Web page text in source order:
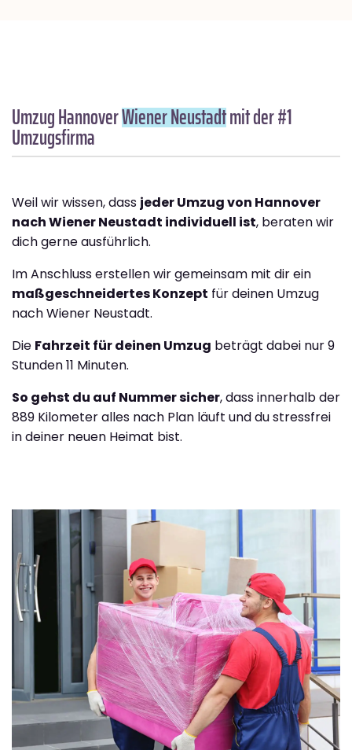
Umzug HannoverWiener Neustadtmit der #1
Umzugsfirma
Weil wir wissen, dass jeder Umzug von Hannover
nach Wiener Neustadt individuell ist, beraten wir
dich gerne ausführlich.
Im Anschluss erstellen wir gemeinsam mit dir ein
maßgeschneidertes Konzept für deinen Umzug
nach Wiener Neustadt.
Die Fahrzeit für deinen Umzug beträgt dabei nur 9
Stunden 11 Minuten.
So gehst du auf Nummer sicher, dass innerhalb der
889 Kilometer alles nach Plan läuft und du stressfrei
in deiner neuen Heimat bist.